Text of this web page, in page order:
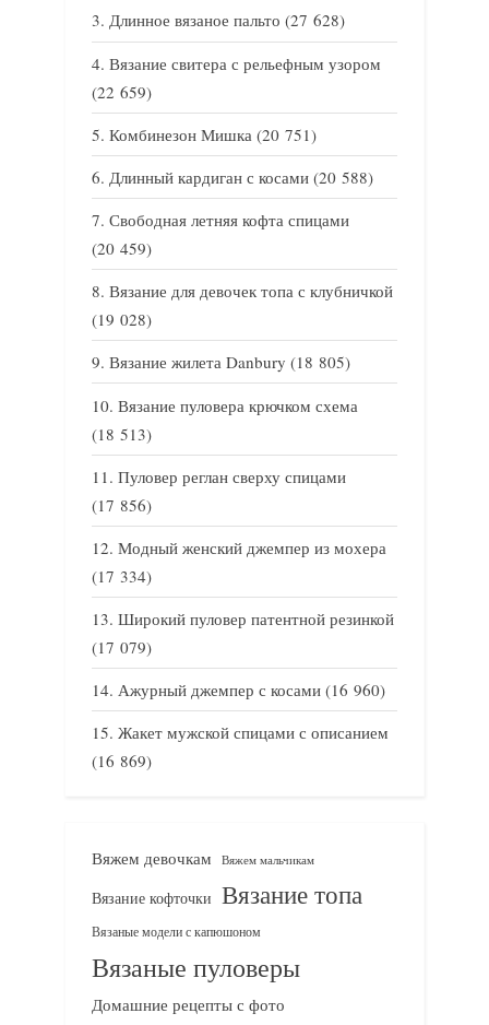
Длинное вязаное пальто (27 628)
Вязание свитера с рельефным узором
(22 659)
Комбинезон Мишка (20 751)
Длинный кардиган с косами (20 588)
Свободная летняя кофта спицами
(20 459)
Вязание для девочек топа с клубничкой
(19 028)
Вязание жилета Danbury (18 805)
Вязание пуловера крючком схема
(18 513)
Пуловер реглан сверху спицами
(17 856)
Модный женский джемпер из мохера
(17 334)
Широкий пуловер патентной резинкой
(17 079)
Ажурный джемпер с косами (16 960)
Жакет мужской спицами с описанием
(16 869)
Вяжем девочкам Вяжем мальчикам
Вязание кофточки Вязание топа
Вязаные модели с капюшоном
Вязаные пуловеры
Домашние рецепты с фото